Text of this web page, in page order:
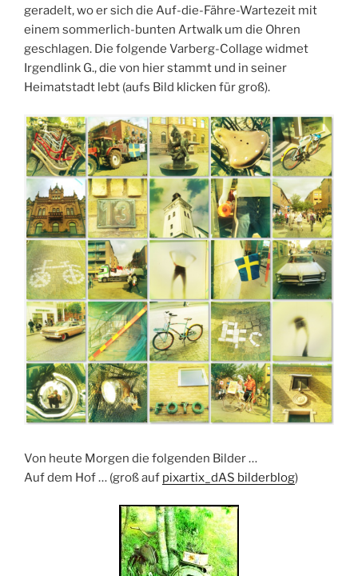
geradelt, wo er sich die Auf-die-Fähre-Wartezeit mit
einem sommerlich-bunten Artwalk um die Ohren
geschlagen. Die folgende Varberg-Collage widmet
Irgendlink G., die von hier stammt und in seiner
Heimatstadt lebt (aufs Bild klicken für groß).
Von heute Morgen die folgenden Bilder …
Auf dem Hof … (groß auf pixartix_dAS bilderblog)